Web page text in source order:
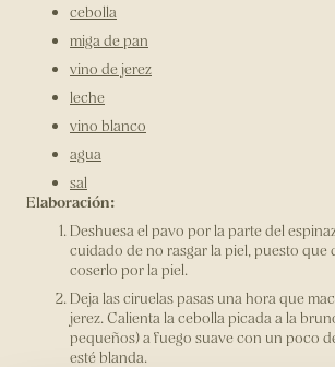
cebolla
miga de pan
vino de jerez
leche
vino blanco
agua
sal
Elaboración:
Deshuesa el pavo por la parte del
cuidado de no rasgar la piel, puesto que
coserlo por la piel.
Deja las ciruelas pasas una hora que
jerez. Calienta la cebolla picada a la
pequeños) a fuego suave con un poco
esté blanda.